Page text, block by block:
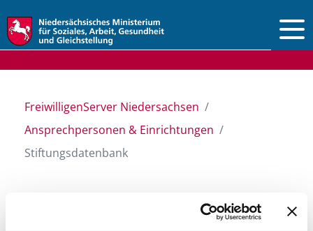
FreiwilligenServer Niedersachsen
Ansprechpersonen & Einrichtungen
Stiftungsdatenbank
Stiftungsdatenbank